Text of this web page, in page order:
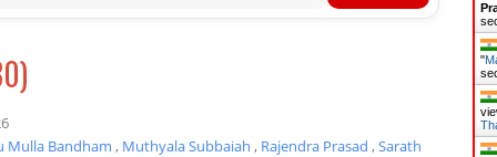
Mulla Bandham , Muthyala Subbaiah , Rajendra Prasad ,Sarath
"